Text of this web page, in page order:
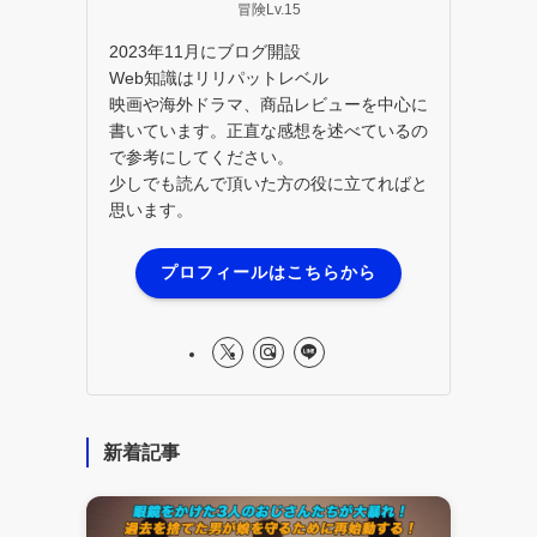
冒険Lv.15
2023年11月にブログ開設
Web知識はリリパットレベル
映画や海外ドラマ、商品レビューを中心に
書いています。正直な感想を述べているの
で参考にしてください。
少しでも読んで頂いた方の役に立てればと
思います。
プロフィールはこちらから
新着記事